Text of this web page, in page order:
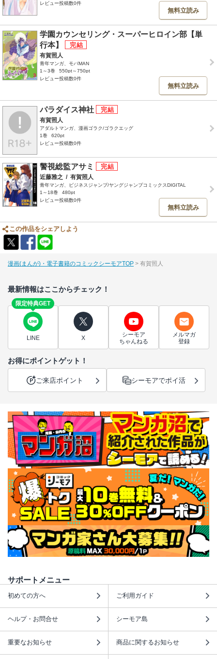
レビュー投稿数0件
無料立読み
学園カウンセリング・スーパーヒロイン部【単
行本】
有賀照人
青年マンガ、モバMAN
1～3巻
550pt～750pt
レビュー投稿数0件
無料立読み
パラダイス神社
有賀照人
アダルトマンガ、漫画ゴラク/ゴラクエッグ
1巻
620pt
レビュー投稿数0件
警視総監アサミ
近藤雅之 / 有賀照人
青年マンガ、ビジネスジャンプ/ヤングジャンプコミックスDIGITAL
1～18巻
480pt
レビュー投稿数0件
無料立読み
この作品をシェアしよう
漫画(まんが)・電子書籍のコミックシーモアTOP 有賀照人
最新情報はここからチェック！
限定特典GET
LINE X
シーモア
ちゃんねる
メルマガ
登録
お得にポイントゲット！
ご来店ポイント シーモアでポイ活
サポートメニュー
初めての方へ ご利用ガイド
ヘルプ・お問合せ シーモア島
重要なお知らせ 商品に関するお知らせ